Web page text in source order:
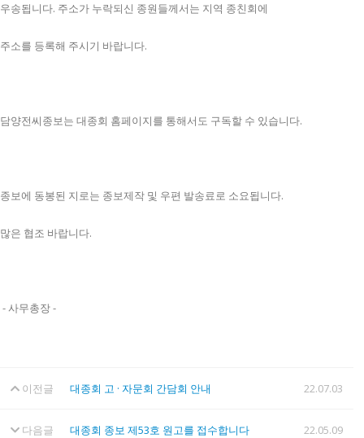
우송됩니다. 주소가 누락되신 종원들께서는 지역 종친회에
주소를 등록해 주시기 바랍니다.
담양전씨종보는 대종회 홈페이지를 통해서도 구독할 수 있습니다.
종보에 동봉된 지로는 종보제작 및 우편 발송료로 소요됩니다.
많은 협조 바랍니다.
- 사무총장 -
이전글 대종회 고 · 자문회 간담회 안내 22.07.03
다음글 대종회 종보 제53호 원고를 접수합니다 22.05.09